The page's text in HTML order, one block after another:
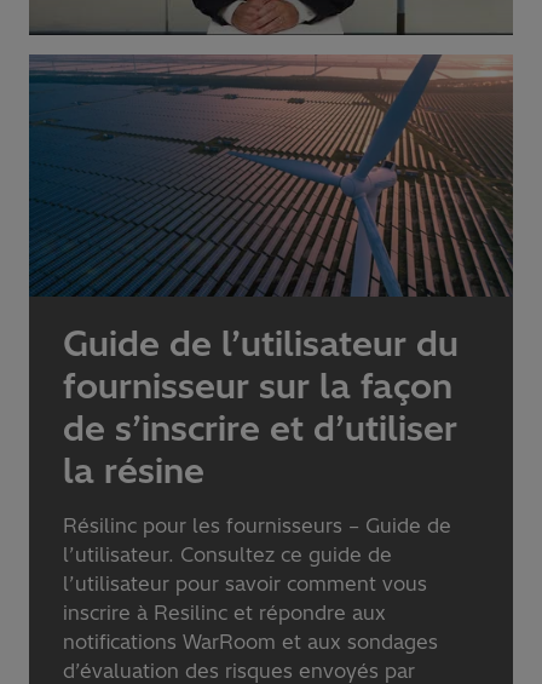
Guide de l’utilisateur du
fournisseur sur la façon
de s’inscrire et d’utiliser
la résine
Résilinc pour les fournisseurs – Guide de
l’utilisateur. Consultez ce guide de
l’utilisateur pour savoir comment vous
inscrire à Resilinc et répondre aux
notifications WarRoom et aux sondages
d’évaluation des risques envoyés par